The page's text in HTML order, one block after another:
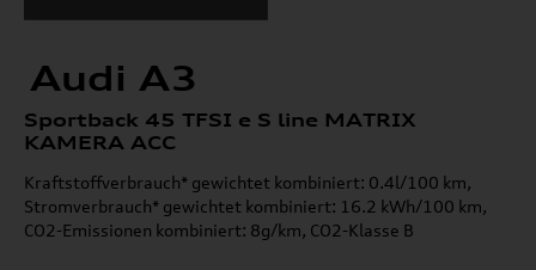
Audi A3
Sportback 45 TFSI e S line MATRIX
KAMERA ACC
Kraftstoffverbrauch* gewichtet kombiniert: 0.4l/100 km,
Stromverbrauch* gewichtet kombiniert: 16.2 kWh/100 km,
CO2-Emissionen kombiniert: 8g/km, CO2-Klasse B